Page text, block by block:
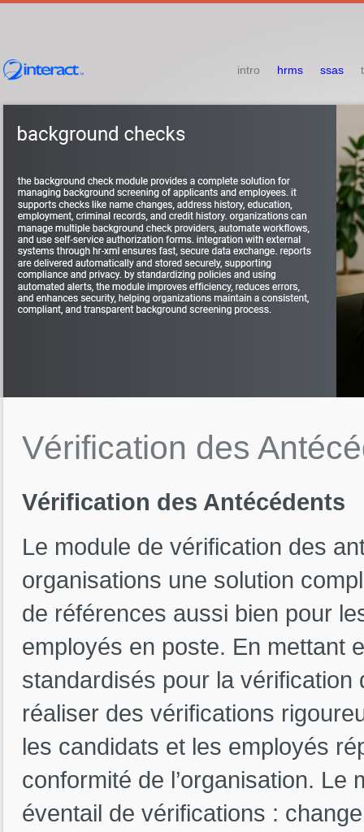
intro hrms ssas
Vérification des
Vérification des Antécédents
Le module de vérification des
organisations une solution
de références aussi bien pour
employés en poste. En mettant
standardisés pour la
réaliser des vérifications
les candidats et les employés
conformité de l’organisation.
éventail de vérifications :